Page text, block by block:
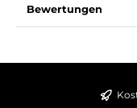
Bewertungen